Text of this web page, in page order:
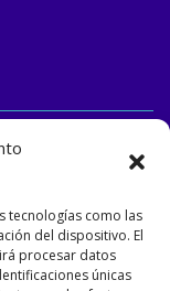
tecnologías como las
del dispositivo. El
procesar datos
únicas